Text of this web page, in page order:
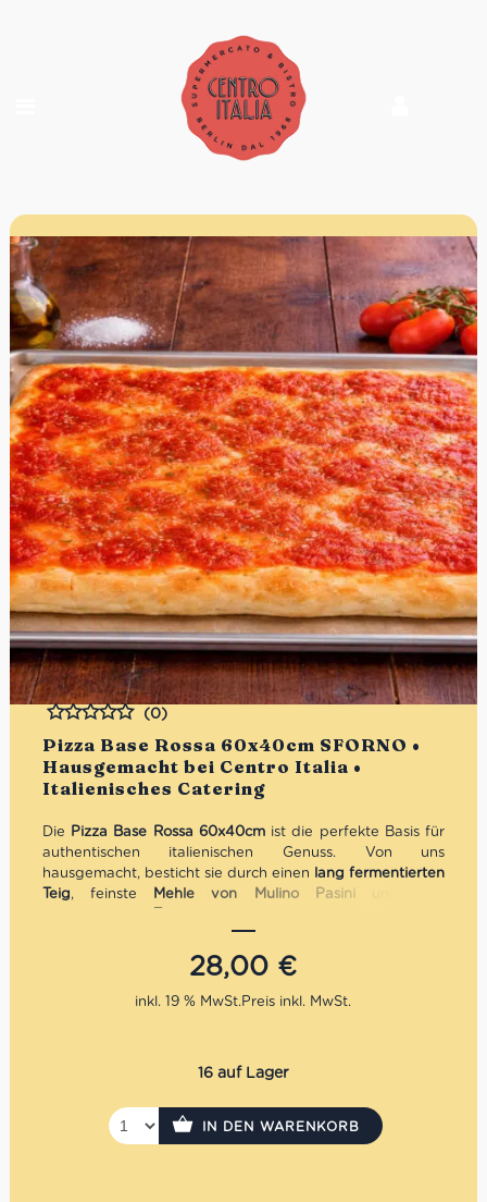
Pizza Base Rossa 60x40cm SFORNO •
Hausgemacht bei Centro Italia •
Italienisches Catering
Bewertet
(0)
Die Pizza Base Rossa 60x40cmist die perfekte Basis für
authentischen italienischen Genuss. Von uns
hausgemacht, besticht sie durch einen lang fermentierten
Teig, feinste Mehle von Mulino Pasiniund eine
Tomatensauce
Knusprig, leicht und servierfertig – ideal für
Gastronomie oder den schnellen Genuss zu Hause
handwerkliche Pizza-Basis, die Tradition, Qualität und
28,00 €
inkl. 19 % MwSt.
16 auf Lager
IN DEN WARENKORB